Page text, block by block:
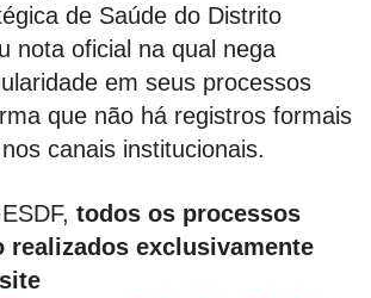
de Saúde do Distrito
nota oficial na qual nega
em seus processos
que não há registros formais
canais institucionais.
todos os processos
realizados exclusivamente